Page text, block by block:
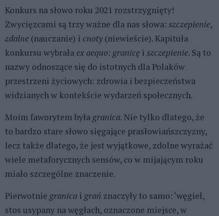
Konkurs na słowo roku 2021 rozstrzygnięty!
Zwycięzcami są trzy ważne dla nas słowa: szczepienie,
zdalne (nauczanie) i cnoty (niewieście). Kapituła
konkursu wybrała ex aequo: granicę i szczepienie. Są to
nazwy odnoszące się do istotnych dla Polaków
przestrzeni życiowych: zdrowia i bezpieczeństwa
widzianych w kontekście wydarzeń społecznych.
Moim faworytem była granica. Nie tylko dlatego, że
to bardzo stare słowo sięgające prasłowiańszczyzny,
lecz także dlatego, że jest wyjątkowe, zdolne wyrażać
wiele metaforycznych sensów, co w mijającym roku
miało szczególne znaczenie.
Pierwotnie granica i grań znaczyły to samo: ‘węgieł,
stos usypany na węgłach, oznaczone miejsce, w